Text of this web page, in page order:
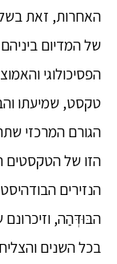
האחרות, זאת בשל
של המדיום
הפסיכולוגי
טקסט, שמיעתו
הגורם המרכזי
הזו של הטקסטים
הנזירים
הבּוּדְּהַה,
בכל השנים